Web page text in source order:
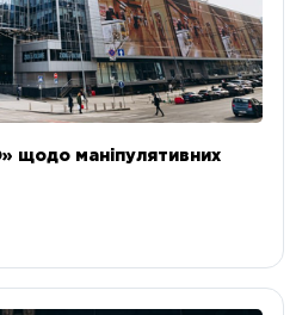
щодо маніпулятивних